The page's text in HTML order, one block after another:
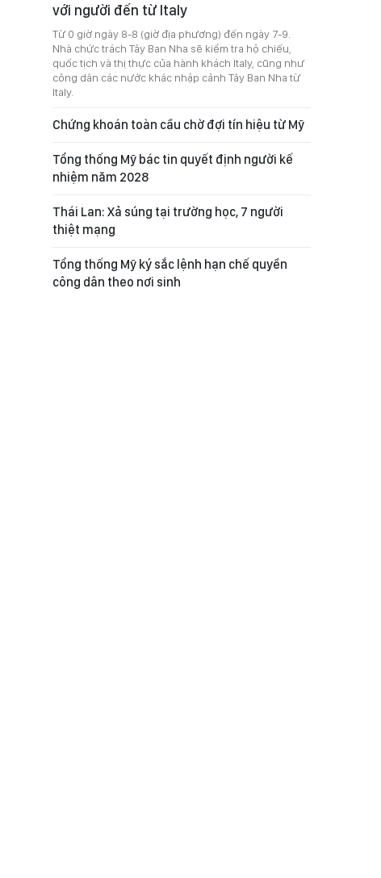
với người đến từ Italy
Từ 0 giờ ngày 8-8 (giờ địa phương) đến ngày 7-9.
Nhà chức trách Tây Ban Nha sẽ kiểm tra hộ chiếu,
quốc tịch và thị thực của hành khách Italy, cũng như
công dân các nước khác nhập cảnh Tây Ban Nha từ
Italy.
Chứng khoán toàn cầu chờ đợi tín hiệu từ Mỹ
Tổng thống Mỹ bác tin quyết định người kế
nhiệm năm 2028
Thái Lan: Xả súng tại trường học, 7 người
thiệt mạng
Tổng thống Mỹ ký sắc lệnh hạn chế quyền
công dân theo nơi sinh